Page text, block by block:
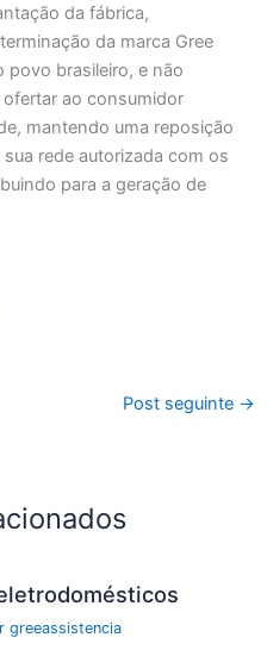
da fábrica,
da marca Gree
povo brasileiro, e não
ao consumidor
mantendo uma reposição
rede autorizada com os
para a geração de
Post seguinte →
greeassistencia